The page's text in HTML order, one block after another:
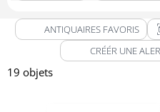
ANTIQUAIRES FAVORIS
CRÉÉR UNE
19 objets